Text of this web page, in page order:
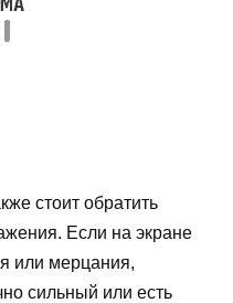
стоит обратить
Если на экране
или мерцания,
сильный или есть